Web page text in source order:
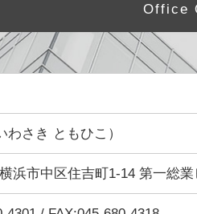
Office
わさき ともひこ）
浜市中区住吉町1-14 第一総